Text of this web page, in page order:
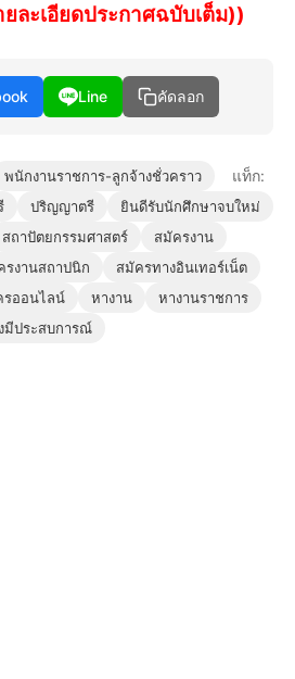
ละเอียดประกาศฉบับเต็ม))
Line คัดลอก
พนักงานราชการ-ลูกจ้างชั่วคราว แท็ก:
ปริญญาตรี
ยินดีรับนักศึกษาจบใหม่
สถาปัตยกรรมศาสตร์
สมัครงาน
รงานสถาปนิก
สมัครทางอินเทอร์เน็ต
รออนไลน์ หางาน
หางานราชการ
มีประสบการณ์